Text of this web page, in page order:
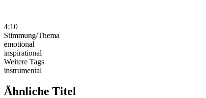
4:10
Stimmung/Thema
emotional
inspirational
Weitere Tags
instrumental
Ähnliche Titel